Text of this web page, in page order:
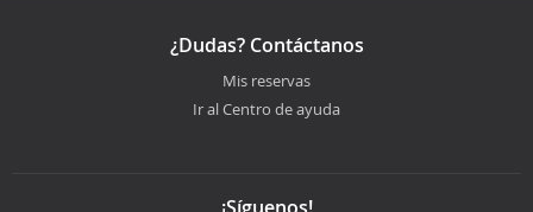
¿Dudas? Contáctanos
Mis reservas
Ir al Centro de ayuda